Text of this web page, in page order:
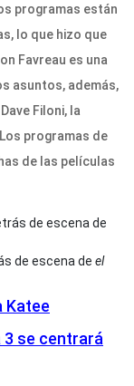
programas están
lo que hizo que
Favreau es una
asuntos, además,
Filoni, la
programas de
de las películas
de escena de el
Katee
se centrará